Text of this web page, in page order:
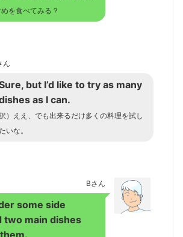
を食べてみる？
ん
but I’d like to try as many
as I can.
）ええ、でも出来るだけ多くの料理を試し
いな。
Bさん
some side
two main dishes